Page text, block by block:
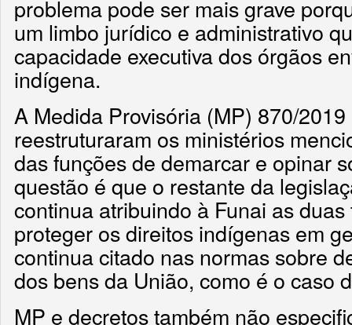
problema pode ser mais grave
um limbo jurídico e administrativo
capacidade executiva dos órgãos
indígena.
A Medida Provisória (MP) 870/
reestruturaram os ministérios
das funções de demarcar e opinar
questão é que o restante da
continua atribuindo à Funai as
proteger os direitos indígenas em
continua citado nas normas sobre
dos bens da União, como é o caso
MP e decretos também não